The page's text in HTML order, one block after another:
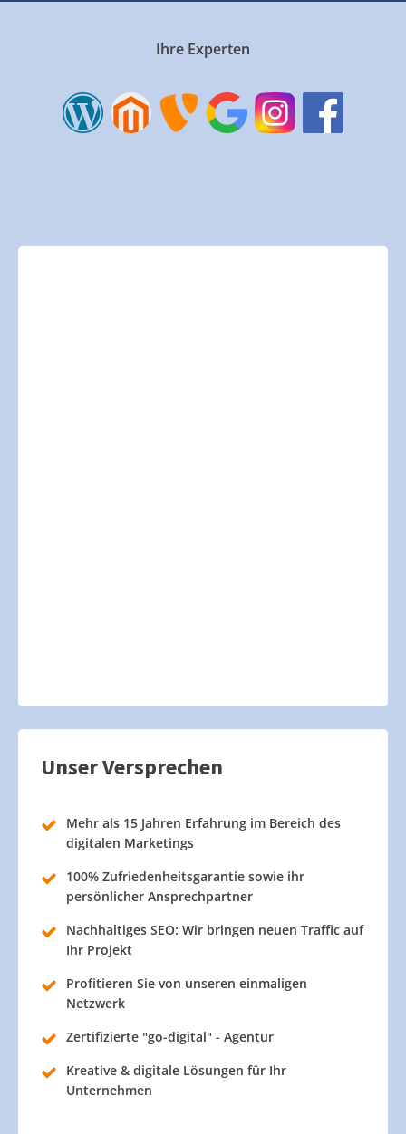
Ihre Experten
Unser Versprechen
Mehr als 15 Jahren Erfahrung im Bereich des
digitalen Marketings
100% Zufriedenheitsgarantie sowie ihr
persönlicher Ansprechpartner
Nachhaltiges SEO: Wir bringen neuen Traffic auf
Ihr Projekt
Profitieren Sie von unseren einmaligen
Netzwerk
Zertifizierte "go-digital" - Agentur
Kreative & digitale Lösungen für Ihr
Unternehmen